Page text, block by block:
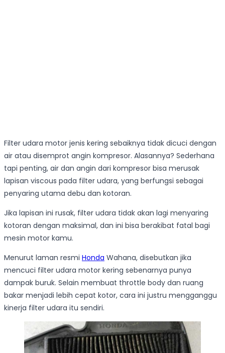
Filter udara motor jenis kering sebaiknya tidak dicuci dengan
air atau disemprot angin kompresor. Alasannya? Sederhana
tapi penting, air dan angin dari kompresor bisa merusak
lapisan viscous pada filter udara, yang berfungsi sebagai
penyaring utama debu dan kotoran.
Jika lapisan ini rusak, filter udara tidak akan lagi menyaring
kotoran dengan maksimal, dan ini bisa berakibat fatal bagi
mesin motor kamu.
Menurut laman resmi Honda Wahana, disebutkan jika
mencuci filter udara motor kering sebenarnya punya
dampak buruk. Selain membuat throttle body dan ruang
bakar menjadi lebih cepat kotor, cara ini justru mengganggu
kinerja filter udara itu sendiri.